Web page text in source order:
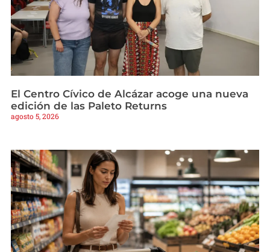
El Centro Cívico de Alcázar acoge una nueva
edición de las Paleto Returns
agosto 5, 2026